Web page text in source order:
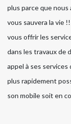
plus parce que
vous sauvera la vie
vous offrir les
dans les travaux de
appel à ses
plus rapidement
son mobile soit en